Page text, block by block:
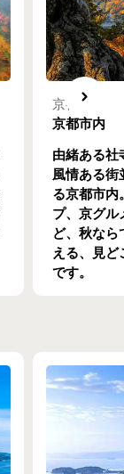
京都府
京都市内
由緒ある社
風情ある街
る京都市内
プ、京グル
ど、秋なら
える、見ど
です。